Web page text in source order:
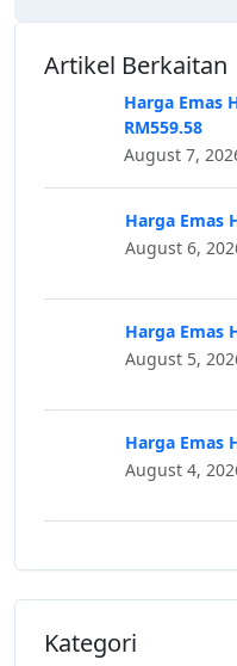
Artikel Berkaitan
Harga Emas
RM559.58
August 7,
Harga Emas
August 6,
Harga Emas
August 5,
Harga Emas
August 4,
Kategori